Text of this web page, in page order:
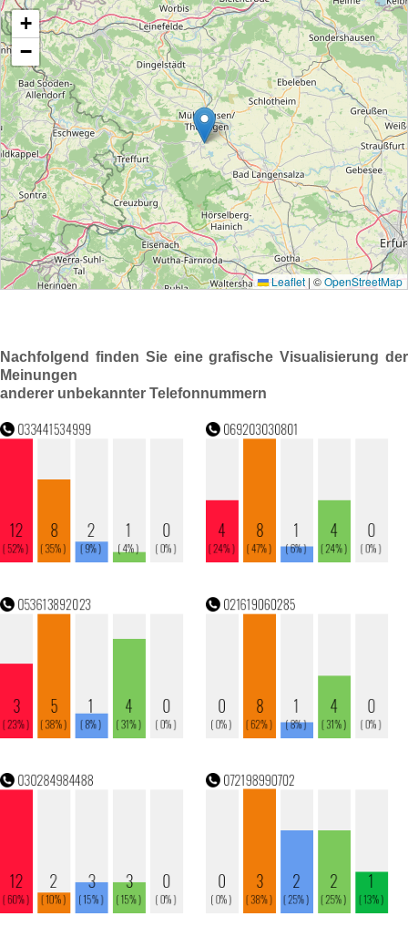
Nachfolgend finden Sie eine grafische Visualisierung der
Meinungen
anderer unbekannter Telefonnummern